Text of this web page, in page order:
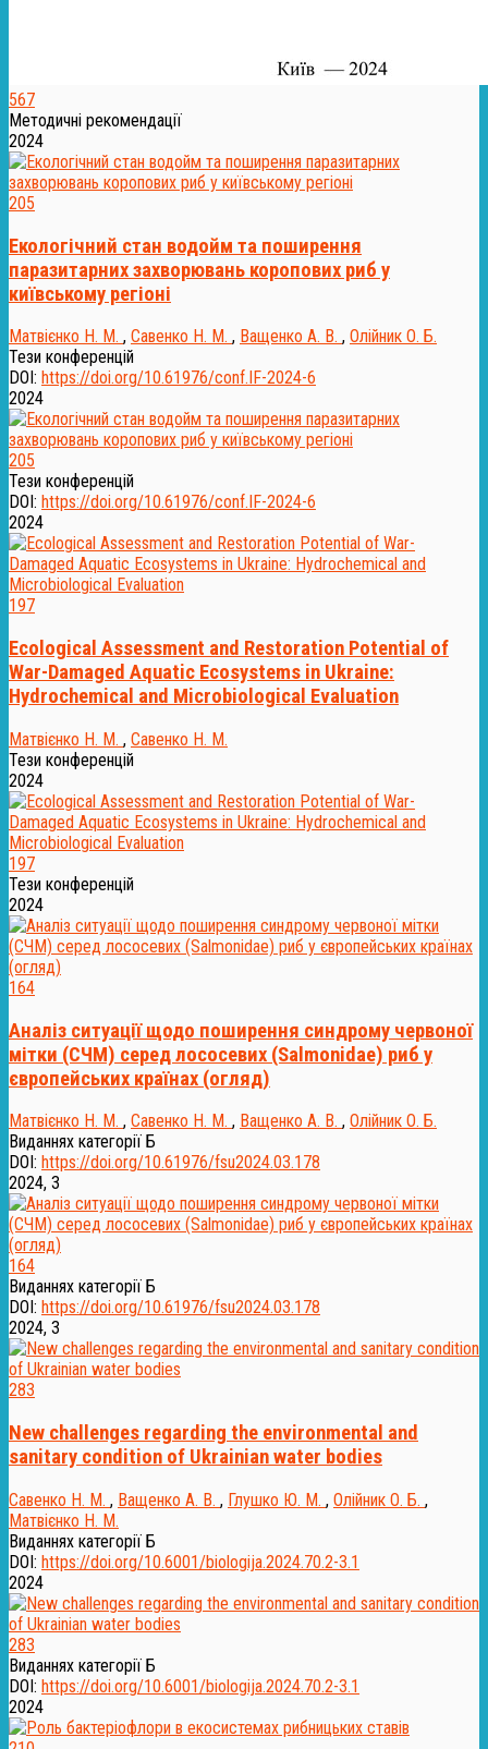
567
Методичні рекомендації
2024
205
Екологічний стан водойм та поширення
паразитарних захворювань коропових риб у
київському регіоні
Матвієнко Н. М. , Савенко Н. М. , Ващенко А. В. , Олійник О. Б.
Тези конференцій
DOI: https://doi.org/10.61976/conf.IF-2024-6
2024
205
Тези конференцій
DOI: https://doi.org/10.61976/conf.IF-2024-6
2024
197
Ecological Assessment and Restoration Potential of
War-Damaged Aquatic Ecosystems in Ukraine:
Hydrochemical and Microbiological Evaluation
Матвієнко Н. М. , Савенко Н. М.
Тези конференцій
2024
197
Тези конференцій
2024
164
Аналіз ситуації щодо поширення синдрому червоної
мітки (СЧМ) серед лососевих (Salmonidae) риб у
європейських країнах (огляд)
Матвієнко Н. М. , Савенко Н. М. , Ващенко А. В. , Олійник О. Б.
Виданнях категорії Б
DOI: https://doi.org/10.61976/fsu2024.03.178
2024, 3
164
Виданнях категорії Б
DOI: https://doi.org/10.61976/fsu2024.03.178
2024, 3
283
New challenges regarding the environmental and
sanitary condition of Ukrainian water bodies
Савенко Н. М. , Ващенко А. В. , Глушко Ю. М. , Олійник О. Б. ,
Матвієнко Н. М.
Виданнях категорії Б
DOI: https://doi.org/10.6001/biologija.2024.70.2-3.1
2024
283
Виданнях категорії Б
DOI: https://doi.org/10.6001/biologija.2024.70.2-3.1
2024